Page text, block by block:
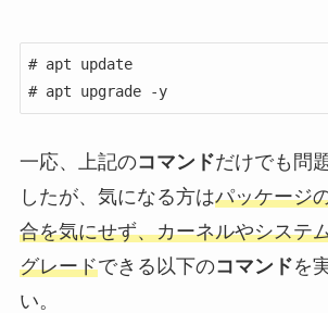
# apt update
# apt upgrade -y
一応、上記のコマンドだけでも問
したが、気になる方はパッケージ
合を気にせず、カーネルやシステ
グレードできる以下のコマンドを
い。